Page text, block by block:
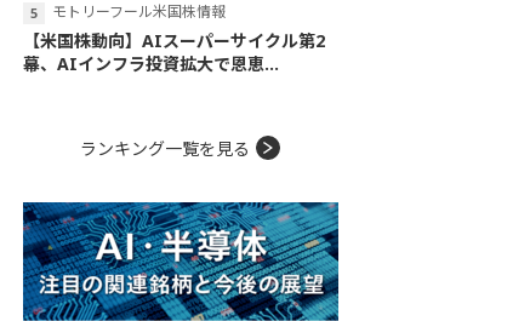
モトリーフール米国株情報
【米国株動向】AIスーパーサイクル第2
幕、AIインフラ投資拡大で恩恵...
ランキング一覧を見る